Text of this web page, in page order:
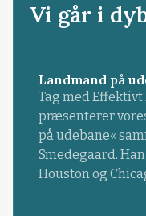
Vi går i
Landmand på
Tag med
præsenterer
på udebane«
Smedegaard.
Houston og